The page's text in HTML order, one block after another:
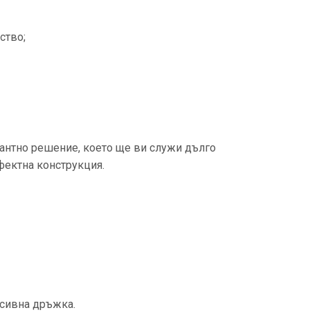
решение, което ще ви служи дълго
конструкция.
дръжка.